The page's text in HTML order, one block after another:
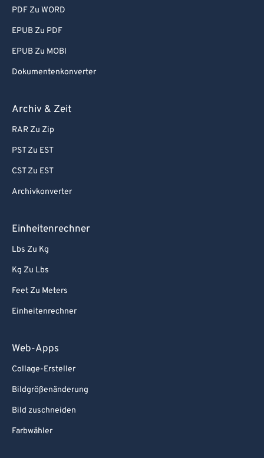
PDF Zu WORD
EPUB Zu PDF
EPUB Zu MOBI
Dokumentenkonverter
Archiv & Zeit
RAR Zu Zip
PST Zu EST
CST Zu EST
Archivkonverter
Einheitenrechner
Lbs Zu Kg
Kg Zu Lbs
Feet Zu Meters
Einheitenrechner
Web-Apps
Collage-Ersteller
Bildgrößenänderung
Bild zuschneiden
Farbwähler